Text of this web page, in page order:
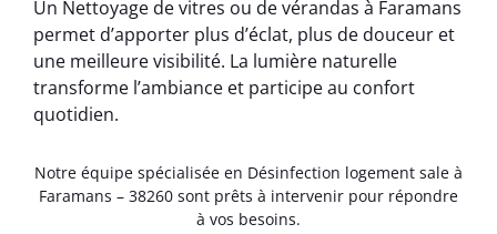
Un Nettoyage de vitres ou de vérandas à Faramans
permet d’apporter plus d’éclat, plus de douceur et
une meilleure visibilité. La lumière naturelle
transforme l’ambiance et participe au confort
quotidien.
Notre équipe spécialisée en Désinfection logement sale à
Faramans – 38260 sont prêts à intervenir pour répondre
à vos besoins.